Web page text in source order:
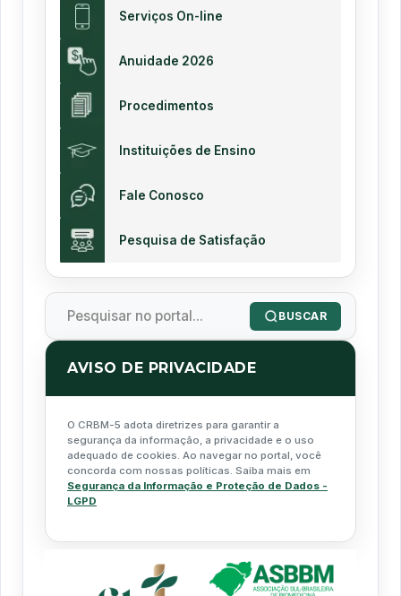
Serviços On-line
Anuidade 2026
Procedimentos
Instituições de Ensino
Fale Conosco
Pesquisa de Satisfação
BUSCAR
AVISO DE PRIVACIDADE
O CRBM-5 adota diretrizes para garantir a
segurança da informação, a privacidade e o uso
adequado de cookies. Ao navegar no portal, você
concorda com nossas políticas. Saiba mais em
Segurança da Informação e Proteção de Dados -
LGPD